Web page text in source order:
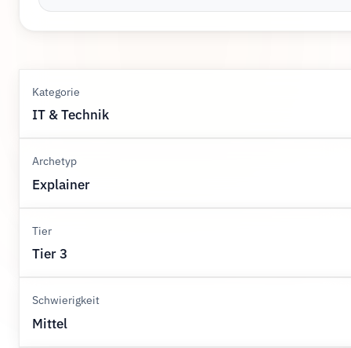
Kategorie
IT & Technik
Archetyp
Explainer
Tier
Tier 3
Schwierigkeit
Mittel